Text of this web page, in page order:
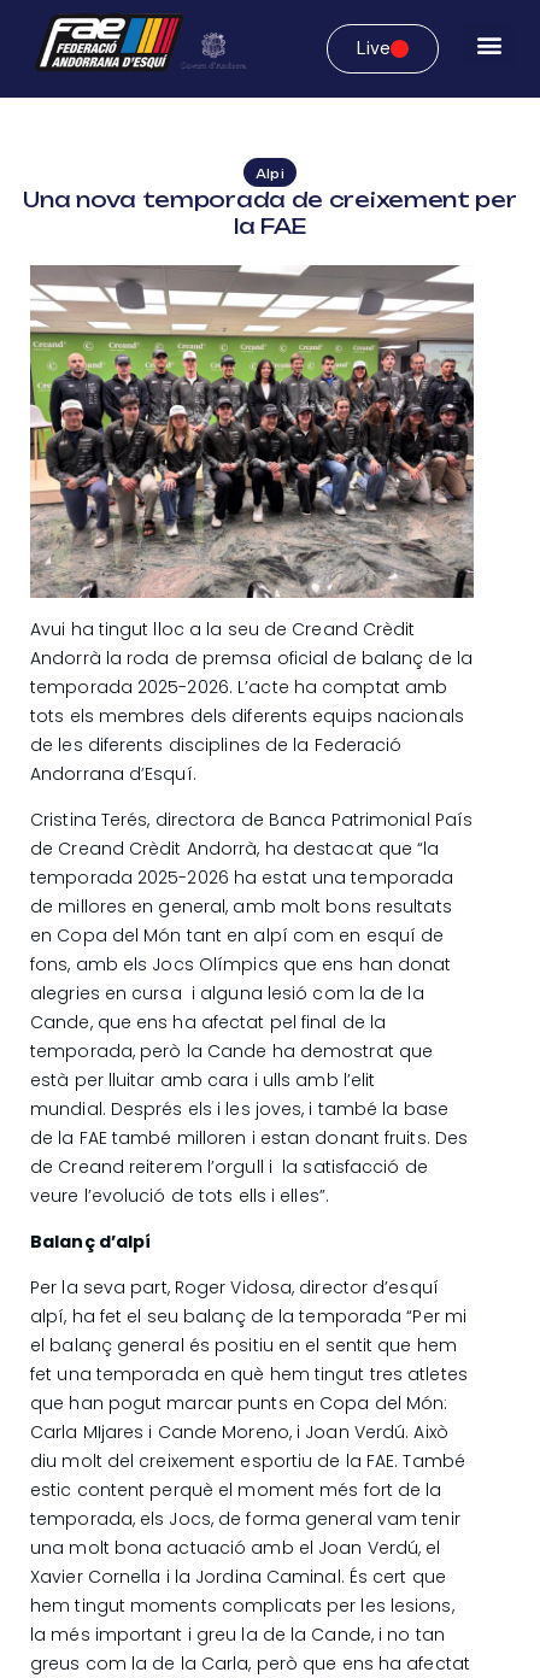
Live
Alpi
Una nova temporada de creixement per
la FAE
Avui ha tingut lloc a la seu de Creand Crèdit
Andorrà la roda de premsa oficial de balanç de la
temporada 2025-2026. L’acte ha comptat amb
tots els membres dels diferents equips nacionals
de les diferents disciplines de la Federació
Andorrana d’Esquí.
Cristina Terés, directora de Banca Patrimonial País
de Creand Crèdit Andorrà, ha destacat que “la
temporada 2025-2026 ha estat una temporada
de millores en general, amb molt bons resultats
en Copa del Món tant en alpí com en esquí de
fons, amb els Jocs Olímpics que ens han donat
alegries en cursa i alguna lesió com la de la
Cande, que ens ha afectat pel final de la
temporada, però la Cande ha demostrat que
està per lluitar amb cara i ulls amb l’elit
mundial. Després els i les joves, i també la base
de la FAE també milloren i estan donant fruits. Des
de Creand reiterem l’orgull i la satisfacció de
veure l’evolució de tots ells i elles”.
Balanç d’alpí
Per la seva part, Roger Vidosa, director d’esquí
alpí, ha fet el seu balanç de la temporada “Per mi
el balanç general és positiu en el sentit que hem
fet una temporada en què hem tingut tres atletes
que han pogut marcar punts en Copa del Món:
Carla MIjares i Cande Moreno, i Joan Verdú. Això
diu molt del creixement esportiu de la FAE. També
estic content perquè el moment més fort de la
temporada, els Jocs, de forma general vam tenir
una molt bona actuació amb el Joan Verdú, el
Xavier Cornella i la Jordina Caminal. És cert que
hem tingut moments complicats per les lesions,
la més important i greu la de la Cande, i no tan
greus com la de la Carla, però que ens ha afectat